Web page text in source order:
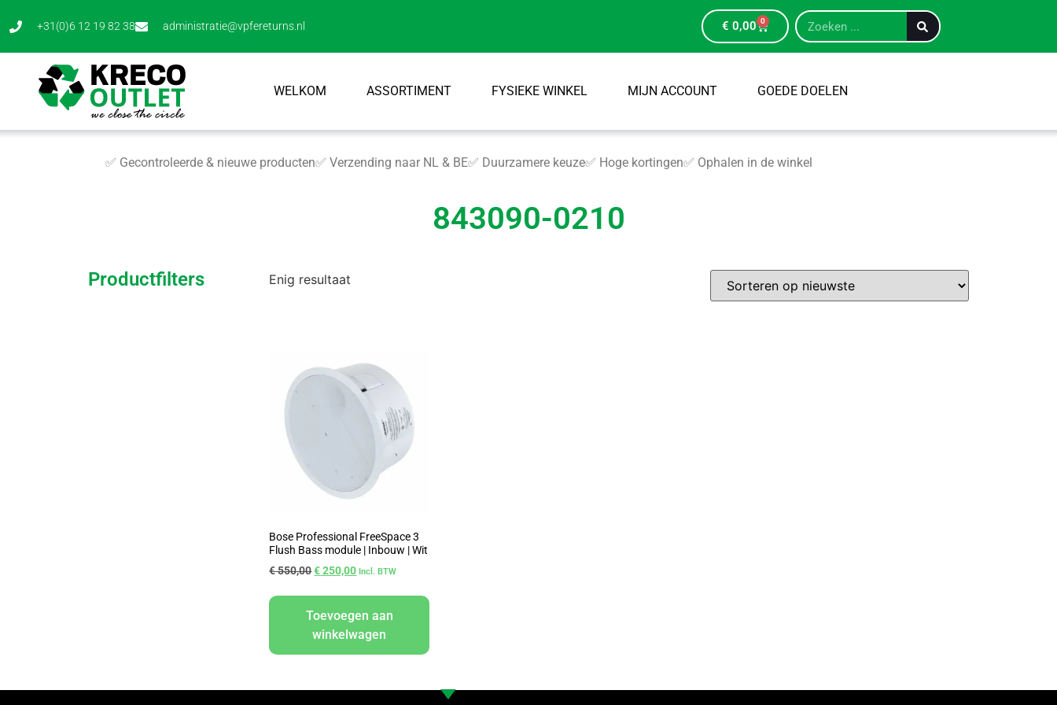
+31(0)6 12 19 82 38 administratie@vpfereturns.nl € 0,00 0
WELKOM ASSORTIMENT FYSIEKE WINKEL MIJN ACCOUNT GOEDE DOELEN
✅ Gecontroleerde & nieuwe producten✅ Verzending naar NL & BE✅ Duurzamere keuze✅ Hoge kortingen✅ Ophalen in de winkel
843090-0210
Productfilters Enig resultaat
Bose Professional FreeSpace 3
Flush Bass module | Inbouw | Wit
€550,00€250,00 Incl. BTW
Toevoegen aan
winkelwagen